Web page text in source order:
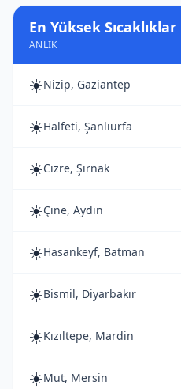
En Yüksek Sıcaklıklar
ANLIK
☀️Nizip, Gaziantep
☀️Halfeti, Şanlıurfa
☀️Cizre, Şırnak
☀️Çine, Aydın
☀️Hasankeyf, Batman
☀️Bismil, Diyarbakır
☀️Kızıltepe, Mardin
☀️Mut, Mersin